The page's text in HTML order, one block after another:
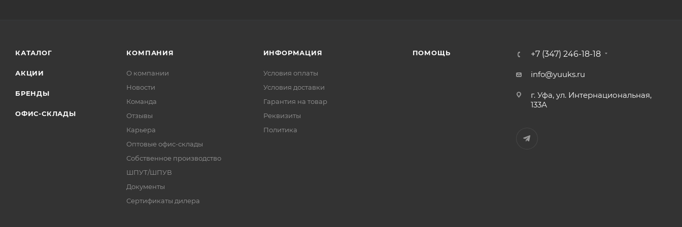
КАТАЛОГ
АКЦИИ
БРЕНДЫ
ОФИС-СКЛАДЫ
КОМПАНИЯ
О компании
Новости
Команда
Отзывы
Карьера
Оптовые офис-склады
Собственное производство
ШПУТ/ШПУВ
Документы
Сертификаты дилера
ИНФОРМАЦИЯ
Условия оплаты
Условия доставки
Гарантия на товар
Реквизиты
Политика
ПОМОЩЬ +7 (347) 246-18-18
info@yuuks.ru
г. Уфа, ул. Интернациональная,
133А